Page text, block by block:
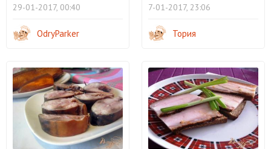
29-01-2017, 00:40
OdryParker
7-01-2017, 23:06
Тория